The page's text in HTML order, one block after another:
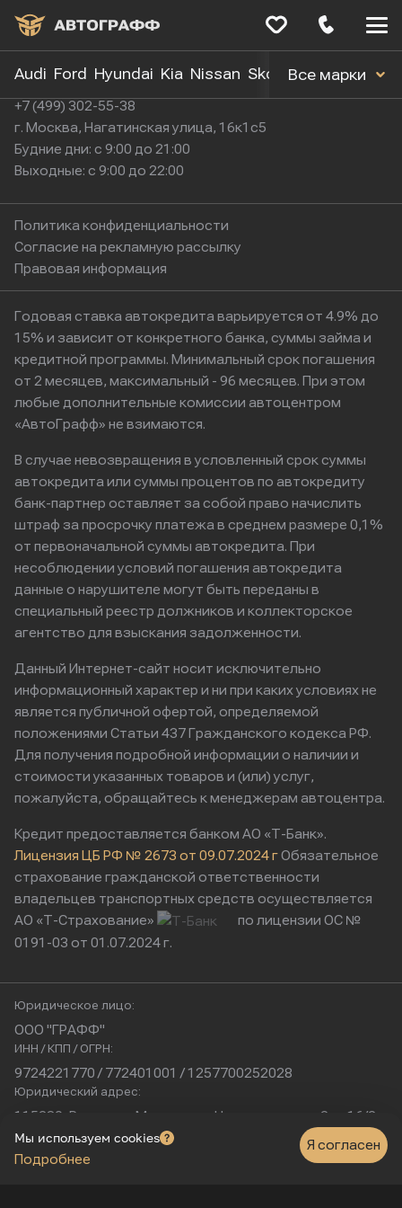
Audi Ford Hyundai Kia Nissan Skoda Toyota
Все марки
+7 (499) 302-55-38
г. Москва, Нагатинская улица, 16к1с5
Будние дни: с 9:00 до 21:00
Выходные: с 9:00 до 22:00
Политика конфиденциальности
Согласие на рекламную рассылку
Правовая информация
Годовая ставка автокредита варьируется от 4.9% до
15% и зависит от конкретного банка, суммы займа и
кредитной программы. Минимальный срок погашения
от 2 месяцев, максимальный - 96 месяцев. При этом
любые дополнительные комиссии автоцентром
«АвтоГрафф» не взимаются.
В случае невозвращения в условленный срок суммы
автокредита или суммы процентов по автокредиту
банк-партнер оставляет за собой право начислить
штраф за просрочку платежа в среднем размере 0,1%
от первоначальной суммы автокредита. При
несоблюдении условий погашения автокредита
данные о нарушителе могут быть переданы в
специальный реестр должников и коллекторское
агентство для взыскания задолженности.
Данный Интернет-сайт носит исключительно
информационный характер и ни при каких условиях не
является публичной офертой, определяемой
положениями Статьи 437 Гражданского кодекса РФ.
Для получения подробной информации о наличии и
стоимости указанных товаров и (или) услуг,
пожалуйста, обращайтесь к менеджерам автоцентра.
Кредит предоставляется банком АО «Т-Банк».
Лицензия ЦБ РФ № 2673 от 09.07.2024 гОбязательное
страхование гражданской ответственности
владельцев транспортных средств осуществляется
АО «Т-Страхование»
по лицензии ОС №
0191-03 от 01.07.2024 г.
Юридическое лицо:
ООО "ГРАФФ"
ИНН / КПП / ОГРН:
9724221770 / 772401001 / 1257700252028
Юридический адрес:
115230, Россия, г. Москва, ул. Нагатинская, д. 2, п. 16/2
Физический адрес:
г. Москва, Нагатинская улица, 16к1с5
Мы используем cookies
Подробнее
Я согласен